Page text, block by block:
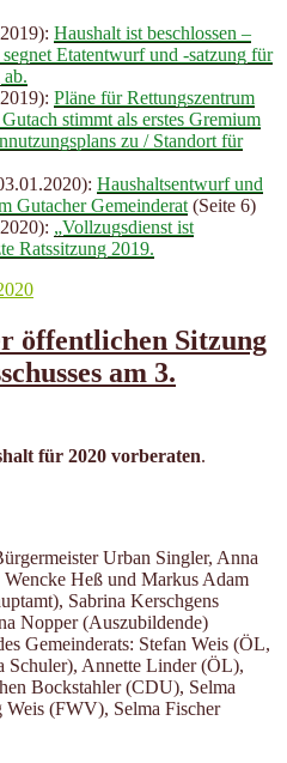
Haushalt ist beschlossen –
Etatentwurf und -satzung für
Pläne für Rettungszentrum
stimmt als erstes Gremium
zu / Standort für
Haushaltsentwurf und
Gutacher Gemeinderat (Seite 6)
„Vollzugsdienst ist
Ratssitzung 2019.
öffentlichen Sitzung
am 3.
für 2020 vorberaten.
Urban Singler, Anna
Wencke Heß und Markus Adam
Sabrina Kerschgens
Nopper (Auszubildende)
Gemeinderats: Stefan Weis (ÖL,
Schuler), Annette Linder (ÖL),
Bockstahler (CDU), Selma
(FWV), Selma Fischer